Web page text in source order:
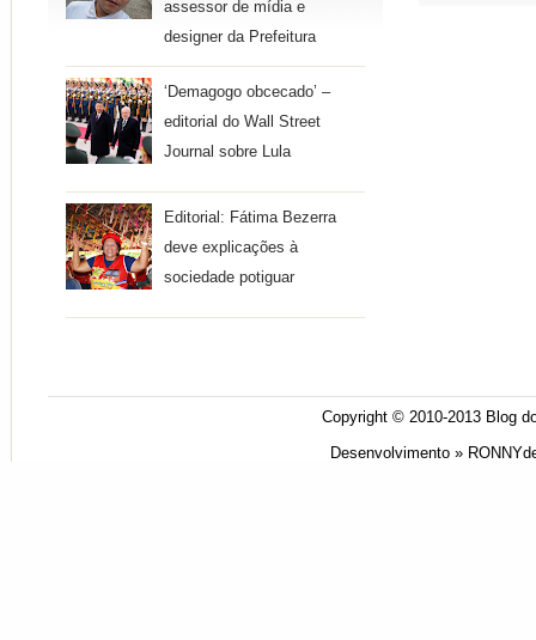
assessor de mídia e
designer da Prefeitura
‘Demagogo obcecado’ –
editorial do Wall Street
Journal sobre Lula
Editorial: Fátima Bezerra
deve explicações à
sociedade potiguar
Copyright © 2010-2013 Blog
Desenvolvimento »